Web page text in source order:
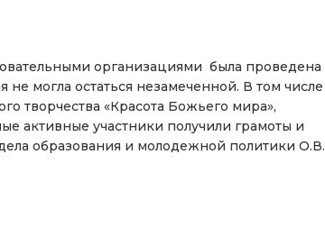
организациями была проведена
могла остаться незамеченной. В том числе
творчества «Красота Божьего мира»,
активные участники получили грамоты и
образования и молодежной политики О.В.